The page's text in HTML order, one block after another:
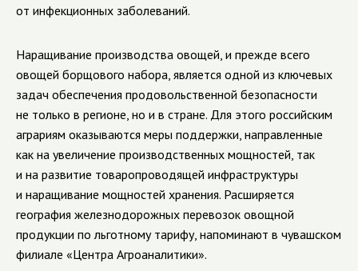
от инфекционных заболеваний.
Наращивание производства овощей, и прежде всего
овощей борщового набора, является одной из ключевых
задач обеспечения продовольственной безопасности
не только в регионе, но и в стране. Для этого российским
аграриям оказываются меры поддержки, направленные
как на увеличение производственных мощностей, так
и на развитие товаропроводящей инфраструктуры
и наращивание мощностей хранения. Расширяется
география железнодорожных перевозок овощной
продукции по льготному тарифу, напоминают в чувашском
филиале «Центра Агроаналитики».